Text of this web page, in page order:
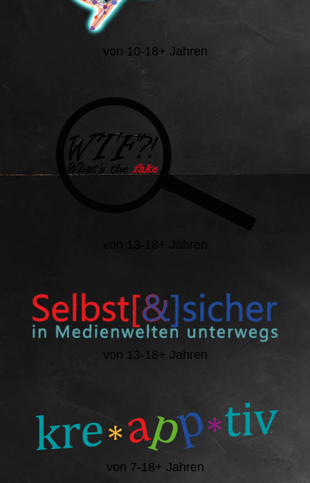
von 10-18+ Jahren
von 13-18+ Jahren
von 7-18+ Jahren